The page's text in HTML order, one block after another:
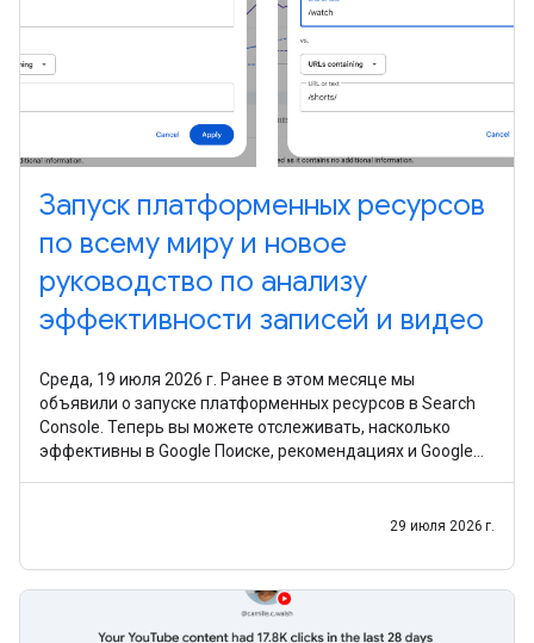
Запуск платформенных ресурсов
по всему миру и новое
руководство по анализу
эффективности записей и видео
Среда, 19 июля 2026 г. Ранее в этом месяце мы
объявили о запуске платформенных ресурсов в Search
Console. Теперь вы можете отслеживать, насколько
эффективны в Google Поиске, рекомендациях и Google
29 июля 2026 г.